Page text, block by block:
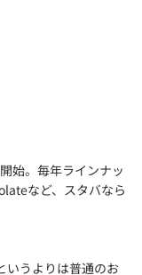
始。毎年ラインナッ
など、スタバなら
いうよりは普通のお